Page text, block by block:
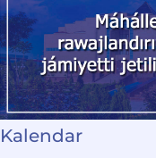
Kalendar